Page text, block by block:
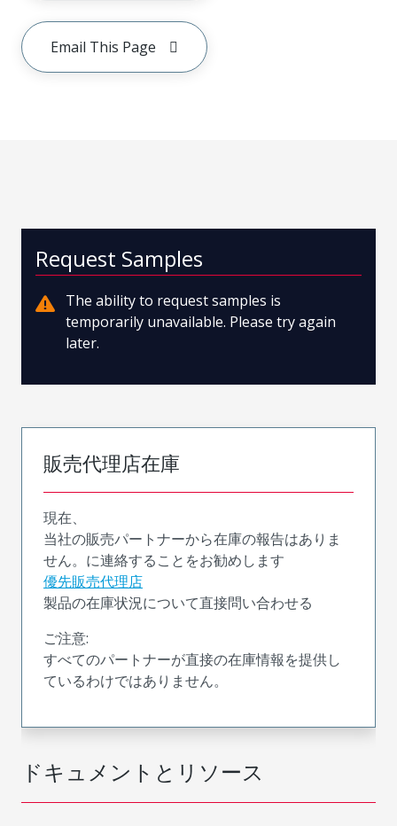
Email This Page
ドキュメントとリソース
Request Samples
The ability to request samples is
temporarily unavailable. Please try again
later.
販売代理店在庫
現在、
当社の販売パートナーから在庫の報告はありま
せん。に連絡することをお勧めします
優先販売代理店
製品の在庫状況について直接問い合わせる
ご注意:
すべてのパートナーが直接の在庫情報を提供し
ているわけではありません。